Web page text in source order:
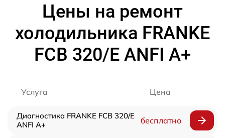
Цены на ремонт
холодильника FRANKE
FCB 320/E ANFI A+
Услуга Цена
Диагностика FRANKE FCB 320/E
ANFI A+
бесплатно